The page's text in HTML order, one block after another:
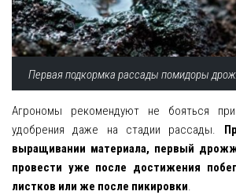
Первая подкормка рассады помидоры
Агрономы рекомендуют не бояться
удобрения даже на стадии рассады.
выращивании материала, первый
провести уже после достижения
листков или же после пикировки.